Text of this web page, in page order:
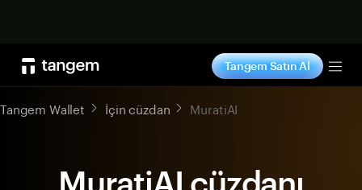
Tangem Satın Al
Tangem Wallet İçin cüzdan MuratiAI
MuratiAI cüzdanı